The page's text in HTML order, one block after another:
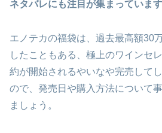
ネタバレにも注目が集まっています
エノテカの福袋は、過去最高額30
したこともある、極上のワインセ
約が開始されるやいなや完売して
ので、発売日や購入方法について
ましょう。